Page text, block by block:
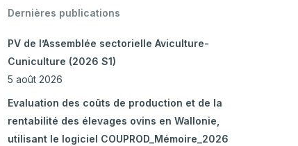
Dernières publications
PV de l’Assemblée sectorielle Aviculture-
Cuniculture (2026 S1)
5 août 2026
Evaluation des coûts de production et de la
rentabilité des élevages ovins en Wallonie,
utilisant le logiciel COUPROD_Mémoire_2026